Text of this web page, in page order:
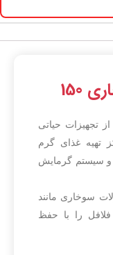
یکی از تجهیزات حیاتی
تهیه غذای گرم
و سیستم گرمایش
سوخاری مانند
را با حفظ